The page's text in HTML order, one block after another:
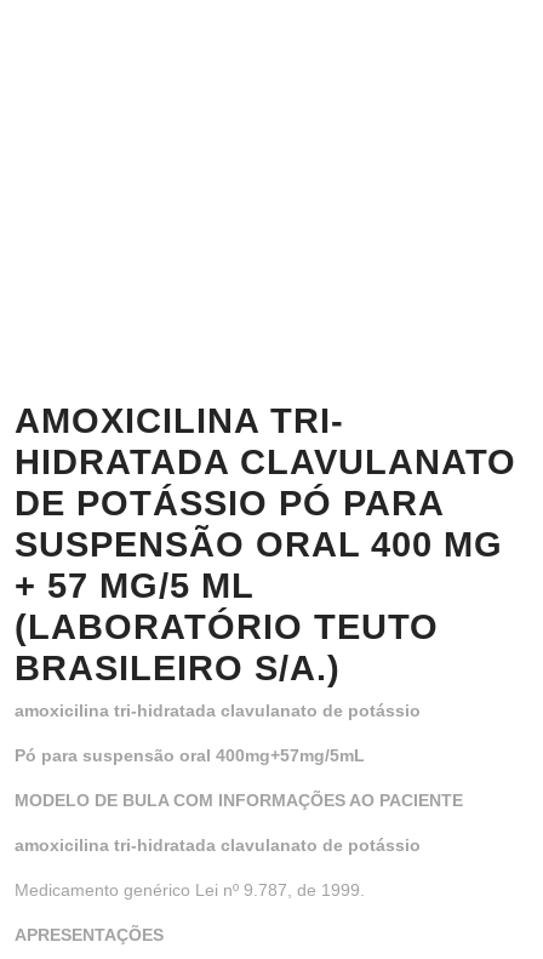
AMOXICILINA TRI-
HIDRATADA CLAVULANATO
DE POTÁSSIO PÓ PARA
SUSPENSÃO ORAL 400 MG
+ 57 MG/5 ML
(LABORATÓRIO TEUTO
BRASILEIRO S/A.)
amoxicilina tri-hidratada clavulanato de potássio
Pó para suspensão oral 400mg+57mg/5mL
MODELO DE BULA COM INFORMAÇÕES AO PACIENTE
amoxicilina tri-hidratada clavulanato de potássio
Medicamento genérico Lei nº 9.787, de 1999.
APRESENTAÇÕES